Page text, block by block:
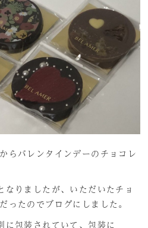
らバレンタインデーのチョコレ
りましたが、いただいたチョ
ったのでブログにしました。
包装されていて、包装に